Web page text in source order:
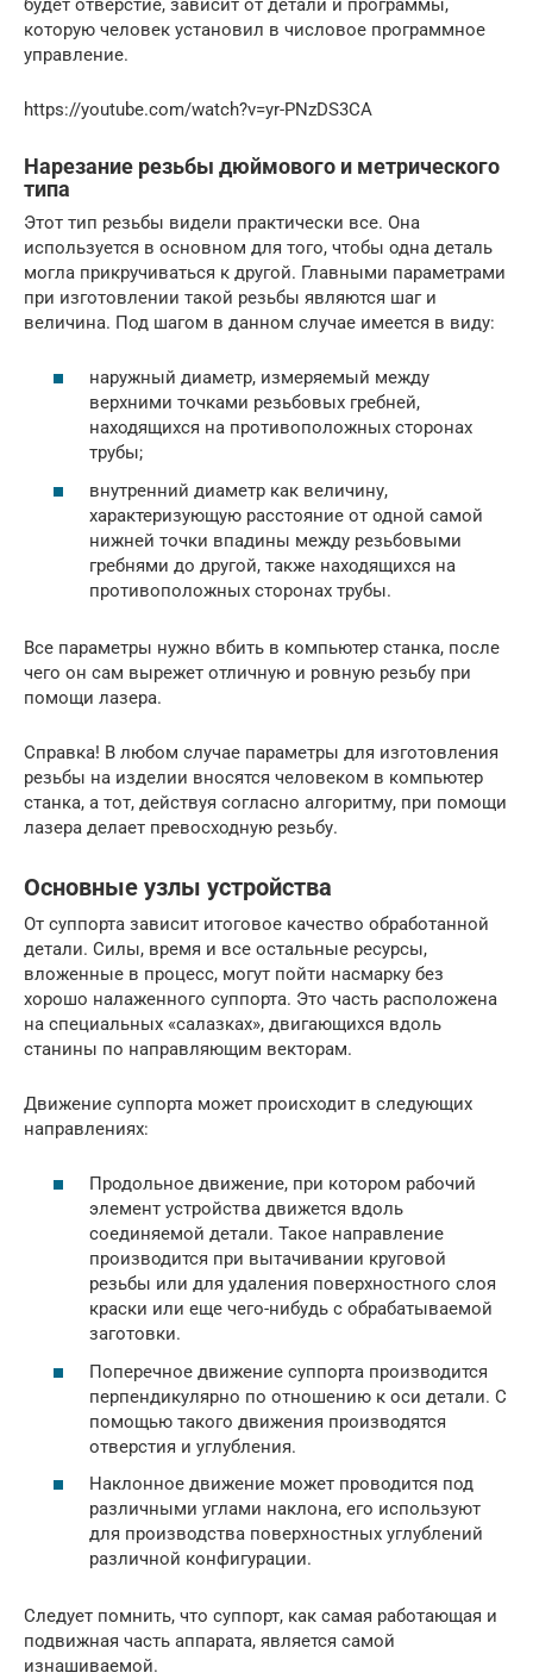
будет отверстие, зависит от детали и программы,
которую человек установил в числовое программное
управление.
https://youtube.com/watch?v=yr-PNzDS3CA
Нарезание резьбы дюймового и метрического
типа
Этот тип резьбы видели практически все. Она
используется в основном для того, чтобы одна деталь
могла прикручиваться к другой. Главными параметрами
при изготовлении такой резьбы являются шаг и
величина. Под шагом в данном случае имеется в виду:
наружный диаметр, измеряемый между
верхними точками резьбовых гребней,
находящихся на противоположных сторонах
трубы;
внутренний диаметр как величину,
характеризующую расстояние от одной самой
нижней точки впадины между резьбовыми
гребнями до другой, также находящихся на
противоположных сторонах трубы.
Все параметры нужно вбить в компьютер станка, после
чего он сам вырежет отличную и ровную резьбу при
помощи лазера.
Справка! В любом случае параметры для изготовления
резьбы на изделии вносятся человеком в компьютер
станка, а тот, действуя согласно алгоритму, при помощи
лазера делает превосходную резьбу.
Основные узлы устройства
От суппорта зависит итоговое качество обработанной
детали. Силы, время и все остальные ресурсы,
вложенные в процесс, могут пойти насмарку без
хорошо налаженного суппорта. Это часть расположена
на специальных «салазках», двигающихся вдоль
станины по направляющим векторам.
Движение суппорта может происходит в следующих
направлениях:
Продольное движение, при котором рабочий
элемент устройства движется вдоль
соединяемой детали. Такое направление
производится при вытачивании круговой
резьбы или для удаления поверхностного слоя
краски или еще чего-нибудь с обрабатываемой
заготовки.
Поперечное движение суппорта производится
перпендикулярно по отношению к оси детали. С
помощью такого движения производятся
отверстия и углубления.
Наклонное движение может проводится под
различными углами наклона, его используют
для производства поверхностных углублений
различной конфигурации.
Следует помнить, что суппорт, как самая работающая и
подвижная часть аппарата, является самой
изнашиваемой.